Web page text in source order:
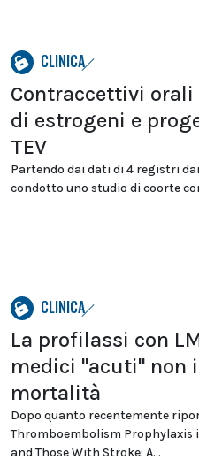
CLINICA
Contraccettivi
di estrogeni e
TEV
Partendo dai dati di 4 registri
condotto uno studio di coorte
CLINICA
La profilassi con
medici "acuti" non
mortalità
Dopo quanto recentemente
Thromboembolism Prophylaxis
and Those With Stroke: A...